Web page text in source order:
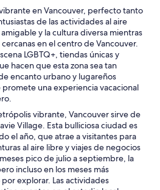
en Vancouver, perfecto tanto
de las actividades al aire
y la cultura diversa mientras
en el centro de Vancouver.
LGBTQ+, tiendas únicas y
hacen que esta zona sea tan
encanto urbano y lugareños
una experiencia vacacional
vibrante, Vancouver sirve de
Village. Esta bulliciosa ciudad es
el año, que atrae a visitantes para
al aire libre y viajes de negocios
pico de julio a septiembre, la
incluso en los meses más
explorar. Las actividades